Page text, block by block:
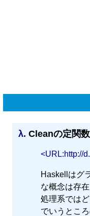
λ. Cleanの定関
<URL:http://
Haskellはグ
な概念は存
処理系では
でいうとこ